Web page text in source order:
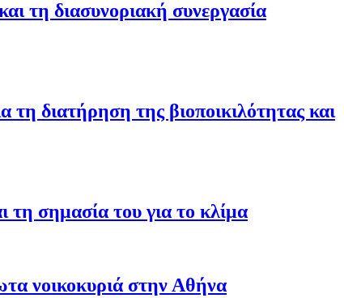
τη διασυνοριακή συνεργασία
διατήρηση της βιοποικιλότητας και
τη σημασία του για το κλίμα
νοικοκυριά στην Αθήνα